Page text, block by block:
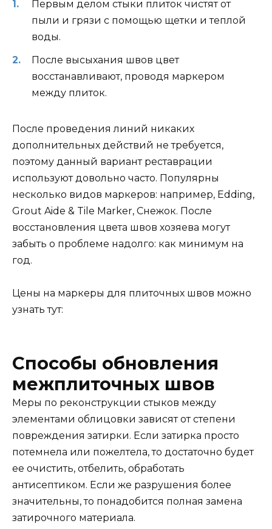
Первым делом стыки плиток чистят от
пыли и грязи с помощью щетки и теплой
воды.
После высыхания швов цвет
восстанавливают, проводя маркером
между плиток.
После проведения линий никаких
дополнительных действий не требуется,
поэтому данный вариант реставрации
используют довольно часто. Популярны
несколько видов маркеров: например, Edding,
Grout Aide & Tile Marker, Снежок. После
восстановления цвета швов хозяева могут
забыть о проблеме надолго: как минимум на
год.
Цены на маркеры для плиточных швов можно
узнать тут:
Способы обновления
межплиточных швов
Меры по реконструкции стыков между
элементами облицовки зависят от степени
повреждения затирки. Если затирка просто
потемнела или пожелтела, то достаточно будет
ее очистить, отбелить, обработать
антисептиком. Если же разрушения более
значительны, то понадобится полная замена
затирочного материала.